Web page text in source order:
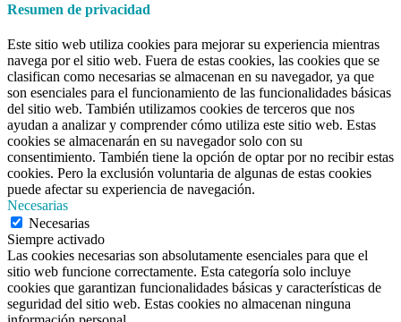
Resumen de privacidad
Este sitio web utiliza cookies para mejorar su experiencia mientras
navega por el sitio web. Fuera de estas cookies, las cookies que se
clasifican como necesarias se almacenan en su navegador, ya que
son esenciales para el funcionamiento de las funcionalidades básicas
del sitio web. También utilizamos cookies de terceros que nos
ayudan a analizar y comprender cómo utiliza este sitio web. Estas
cookies se almacenarán en su navegador solo con su
consentimiento. También tiene la opción de optar por no recibir estas
cookies. Pero la exclusión voluntaria de algunas de estas cookies
puede afectar su experiencia de navegación.
Necesarias
Necesarias
Siempre activado
Las cookies necesarias son absolutamente esenciales para que el
sitio web funcione correctamente. Esta categoría solo incluye
cookies que garantizan funcionalidades básicas y características de
seguridad del sitio web. Estas cookies no almacenan ninguna